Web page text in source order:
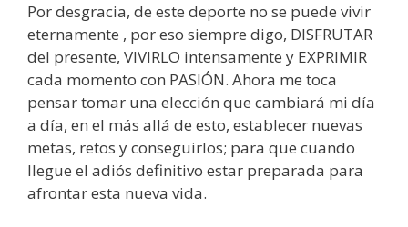
Por desgracia, de este deporte no se puede vivir
eternamente , por eso siempre digo, DISFRUTAR
del presente, VIVIRLO intensamente y EXPRIMIR
cada momento con PASIÓN. Ahora me toca
pensar tomar una elección que cambiará mi día
a día, en el más allá de esto, establecer nuevas
metas, retos y conseguirlos; para que cuando
llegue el adiós definitivo estar preparada para
afrontar esta nueva vida.